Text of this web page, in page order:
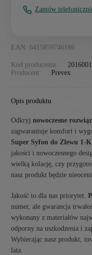
EAN: 6415859746186
Kod producenta:
2016001
Producent:
Prevex
Zamów
Opis produktu
Odkryjnowoczesne
zagwarantuje komfort i
Super Syfon do Zlewu 1-
jakości i nowoczesnego
wielką kolację, czy
nasz produkt będzie
Jakość to dla nas priorytet.
numer, ale gwarancja
wykonany z materiałów
odporny na uszkodzenia i
Wybierając nasz produkt,
lata.